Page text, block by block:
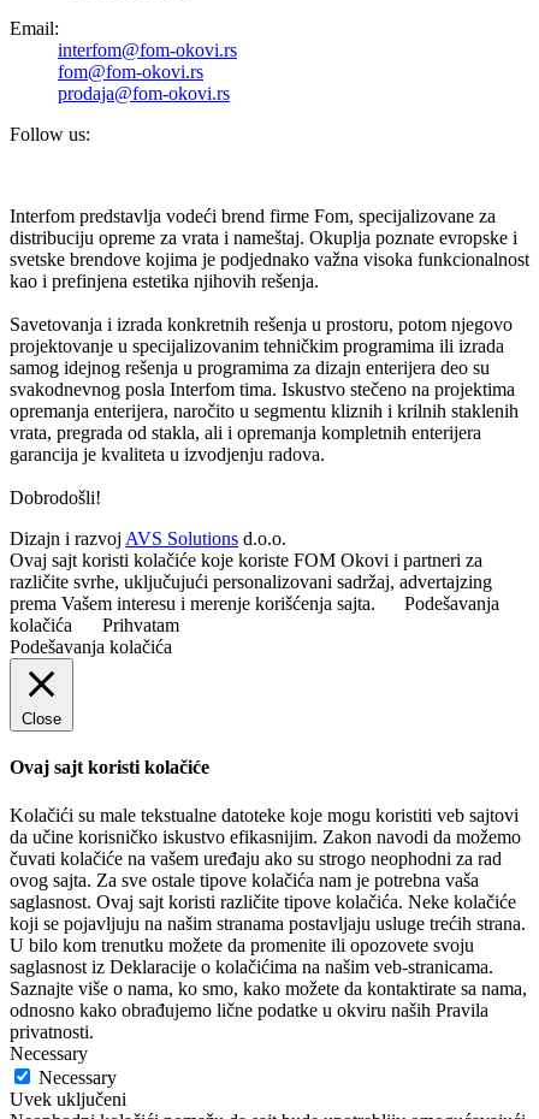
Email:
interfom@fom-okovi.rs
fom@fom-okovi.rs
prodaja@fom-okovi.rs
Follow us:
Interfom predstavlja vodeći brend firme Fom, specijalizovane za
distribuciju opreme za vrata i nameštaj. Okuplja poznate evropske i
svetske brendove kojima je podjednako važna visoka funkcionalnost
kao i prefinjena estetika njihovih rešenja.
Savetovanja i izrada konkretnih rešenja u prostoru, potom njegovo
projektovanje u specijalizovanim tehničkim programima ili izrada
samog idejnog rešenja u programima za dizajn enterijera deo su
svakodnevnog posla Interfom tima. Iskustvo stečeno na projektima
opremanja enterijera, naročito u segmentu kliznih i krilnih staklenih
vrata, pregrada od stakla, ali i opremanja kompletnih enterijera
garancija je kvaliteta u izvodjenju radova.
Dobrodošli!
Dizajn i razvoj AVS Solutions d.o.o.
Ovaj sajt koristi kolačiće koje koriste FOM Okovi i partneri za
različite svrhe, uključujući personalizovani sadržaj, advertajzing
prema Vašem interesu i merenje korišćenja sajta.
Podešavanja
kolačića
Prihvatam
Podešavanja kolačića
Close
Ovaj sajt koristi kolačiće
Kolačići su male tekstualne datoteke koje mogu koristiti veb sajtovi
da učine korisničko iskustvo efikasnijim. Zakon navodi da možemo
čuvati kolačiće na vašem uređaju ako su strogo neophodni za rad
ovog sajta. Za sve ostale tipove kolačića nam je potrebna vaša
saglasnost. Ovaj sajt koristi različite tipove kolačića. Neke kolačiće
koji se pojavljuju na našim stranama postavljaju usluge trećih strana.
U bilo kom trenutku možete da promenite ili opozovete svoju
saglasnost iz Deklaracije o kolačićima na našim veb-stranicama.
Saznajte više o nama, ko smo, kako možete da kontaktirate sa nama,
odnosno kako obrađujemo lične podatke u okviru naših Pravila
privatnosti.
Necessary
Necessary
Uvek uključeni